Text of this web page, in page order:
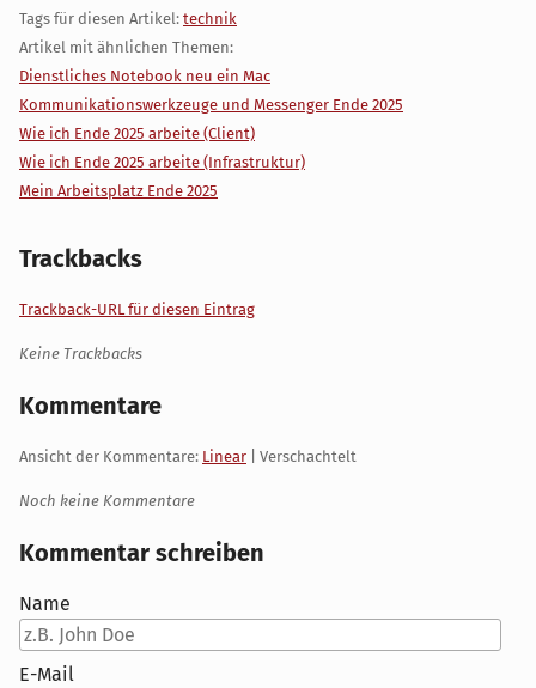
Tags für diesen Artikel: technik
Artikel mit ähnlichen Themen:
Dienstliches Notebook neu ein Mac
Kommunikationswerkzeuge und Messenger Ende 2025
Wie ich Ende 2025 arbeite (Client)
Wie ich Ende 2025 arbeite (Infrastruktur)
Mein Arbeitsplatz Ende 2025
Trackbacks
Trackback-URL für diesen Eintrag
Keine Trackbacks
Kommentare
Ansicht der Kommentare: Linear | Verschachtelt
Noch keine Kommentare
Kommentar schreiben
Name
E-Mail